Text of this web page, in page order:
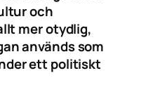
och
mer otydlig,
används som
ett politiskt